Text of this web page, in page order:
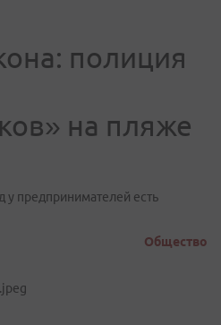
полиция
на пляже
у предпринимателей есть
Общество